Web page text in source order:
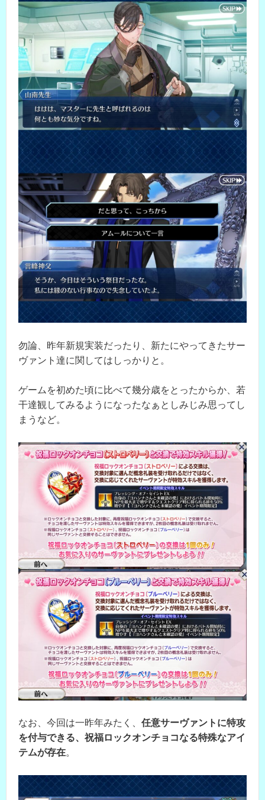
勿論、昨年新規実装だったり、新たにやってきたサー
ヴァント達に関してはしっかりと。
ゲームを初めた頃に比べて幾分歳をとったからか、若
干達観してみるようになったなぁとしみじみ思ってし
まうなど。
なお、今回は一昨年みたく、 任意サーヴァントに特攻
を付与できる、祝福ロックオンチョコなる特殊なアイ
テムが存在。